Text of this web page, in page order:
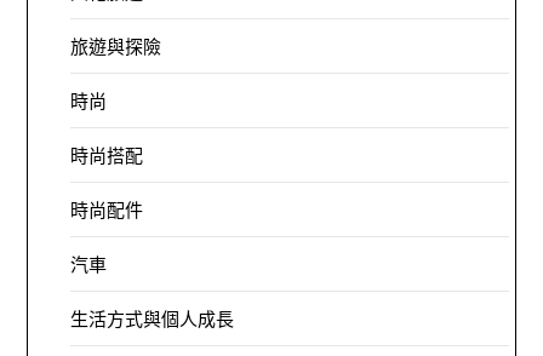
旅遊與探險
時尚
時尚搭配
時尚配件
汽車
生活方式與個人成長